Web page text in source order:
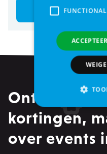
Bestel
Ontvang
kortingen,
over events
Analytische cookies